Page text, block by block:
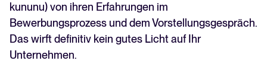
kununu) von ihren Erfahrungen im
Bewerbungsprozess und dem Vorstellungsgespräch.
Das wirft definitiv kein gutes Licht auf Ihr
Unternehmen.